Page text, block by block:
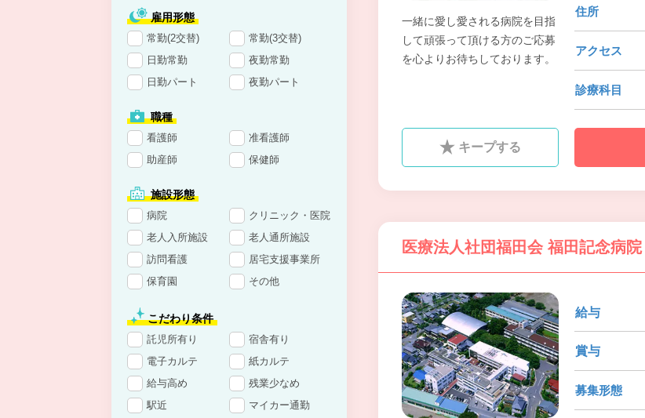
一緒に愛し愛される病院を目指
して頑張って頂ける方のご応募
を心よりお待ちしております。
住所
アクセス
診療科目
キープする
医療法人社団福田会 福田記念病院
給与
賞与
募集形態
雇用形態
常勤(2交替)
常勤(3交替)
日勤常勤
夜勤常勤
日勤パート
夜勤パート
職種
看護師
准看護師
助産師
保健師
施設形態
病院
クリニック・医院
老人入所施設
老人通所施設
訪問看護
居宅支援事業所
保育園
その他
こだわり条件
託児所有り
宿舎有り
電子カルテ
紙カルテ
給与高め
残業少なめ
駅近
マイカー通勤